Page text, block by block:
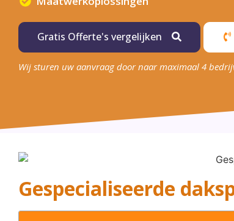
Gratis Offerte's vergelijken
Wij sturen uw aanvraag door naar maximaal 4
Gespecialiseerde